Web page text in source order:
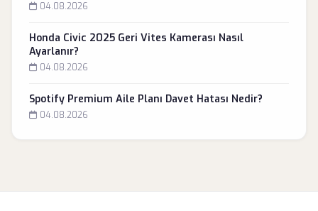
04.08.2026
Honda Civic 2025 Geri Vites Kamerası Nasıl
Ayarlanır?
04.08.2026
Spotify Premium Aile Planı Davet Hatası Nedir?
04.08.2026